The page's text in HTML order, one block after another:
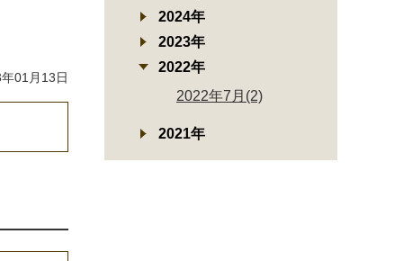
01月13日
2024年
2023年
2022年
2022年7月(2)
2021年